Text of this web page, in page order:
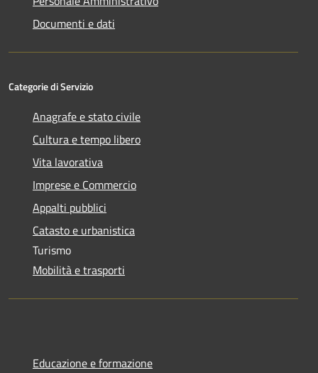
Documenti e dati
Categorie di Servizio
Anagrafe e stato civile
Cultura e tempo libero
Vita lavorativa
Imprese e Commercio
Appalti pubblici
Catasto e urbanistica
Turismo
Mobilità e trasporti
Educazione e formazione